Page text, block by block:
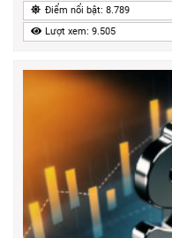
Điểm nổi bật: 8.789
Lượt xem: 9.505